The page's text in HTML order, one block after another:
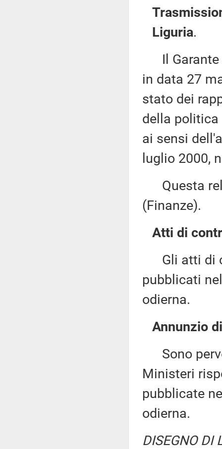
Liguria.
Il Garante
in data 27
stato dei
della politica
ai sensi
luglio 2000,
Questa
(Finanze).
Atti di
Gli atti di
pubblicati
odierna.
Annunzio
Sono
Ministeri
pubblicate
odierna.
DISEGNO DI